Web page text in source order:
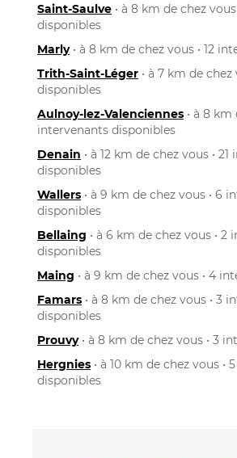
Saint-Saulve • à 8 km de chez
disponibles
Marly• à 8 km de chez vous • 12
Trith-Saint-Léger • à 7 km de
disponibles
Aulnoy-lez-Valenciennes • à 8 km
intervenants disponibles
Denain • à 12 km de chez vous •
disponibles
Wallers • à 9 km de chez vous • 6
disponibles
Bellaing • à 6 km de chez vous • 2
disponibles
Maing • à 9 km de chez vous • 4
Famars • à 8 km de chez vous • 3
disponibles
Prouvy• à 8 km de chez vous • 3
Hergnies • à 10 km de chez vous •
disponibles